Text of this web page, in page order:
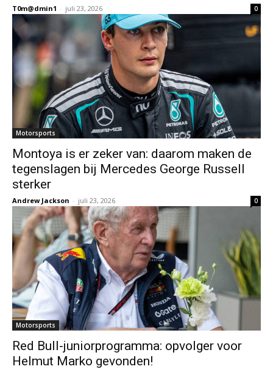
T0m@dmin1 - juli 23, 2026 0
Motorsports
Montoya is er zeker van: daarom maken de
tegenslagen bij Mercedes George Russell
sterker
Andrew Jackson - juli 23, 2026 0
Motorsports
Red Bull-juniorprogramma: opvolger voor
Helmut Marko gevonden!